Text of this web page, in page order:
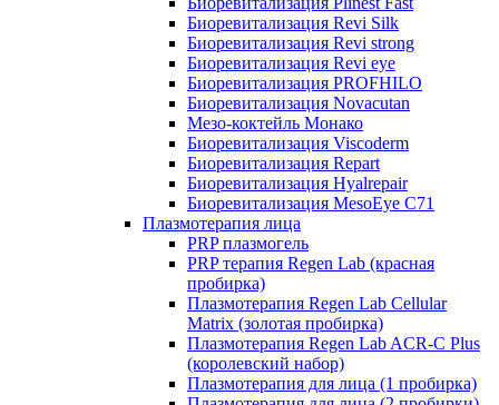
Биоревитализация Revi Silk
Биоревитализация Revi strong
Биоревитализация Revi eye
Биоревитализация PROFHILO
Биоревитализация Novacutan
Мезо-коктейль Монако
Биоревитализация Viscoderm
Биоревитализация Repart
Биоревитализация Hyalrepair
Биоревитализация MesoEye C71
Плазмотерапия лица
PRP плазмогель
PRP терапия Regen Lab (красная
пробирка)
Плазмотерапия Regen Lab Cellular
Matrix (золотая пробирка)
Плазмотерапия Regen Lab ACR-C Plus
(королевский набор)
Плазмотерапия для лица (1 пробирка)